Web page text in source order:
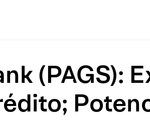
(PAGS):